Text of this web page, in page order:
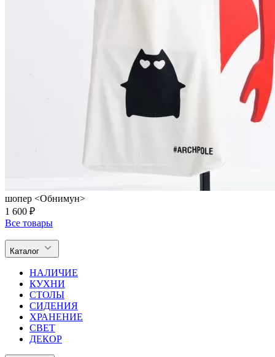
шопер <Обнимун>
1 600 ₽
Все товары
Каталог
НАЛИЧИЕ
КУХНИ
СТОЛЫ
СИДЕНИЯ
ХРАНЕНИЕ
СВЕТ
ДЕКОР